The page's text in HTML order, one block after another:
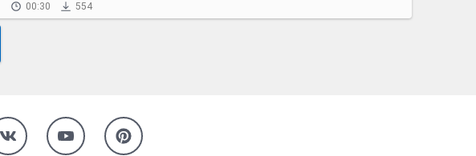
00:30 554